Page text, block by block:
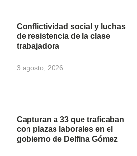
Conflictividad social y luchas
de resistencia de la clase
trabajadora
3 agosto, 2026
Capturan a 33 que traficaban
con plazas laborales en el
gobierno de Delfina Gómez